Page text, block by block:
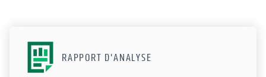
RAPPORT D'ANALYSE